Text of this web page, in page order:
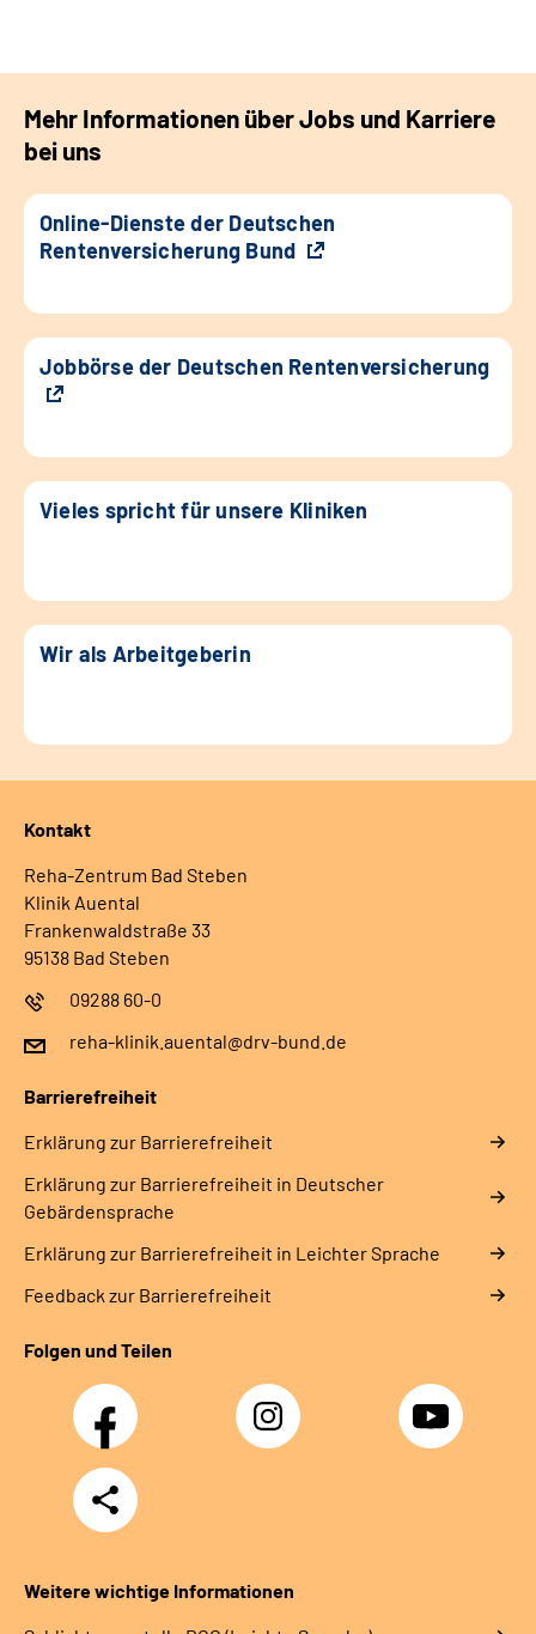
Mehr Informationen über Jobs und Karriere
bei uns
Online-Dienste der Deutschen
Rentenversicherung Bund
Jobbörse der Deutschen Rentenversicherung
Vieles spricht für unsere Kliniken
Wir als Arbeitgeberin
Kontakt
Reha-Zentrum Bad Steben
Klinik Auental
Frankenwaldstraße 33
95138 Bad Steben
09288 60-0
reha-klinik.auental@drv-bund.de
Barrierefreiheit
Erklärung zur Barrierefreiheit
Erklärung zur Barrierefreiheit in Deutscher
Gebärdensprache
Erklärung zur Barrierefreiheit in Leichter Sprache
Feedback zur Barrierefreiheit
Folgen und Teilen
Facebook Instagram YouTube
Teilen
Weitere wichtige Informationen